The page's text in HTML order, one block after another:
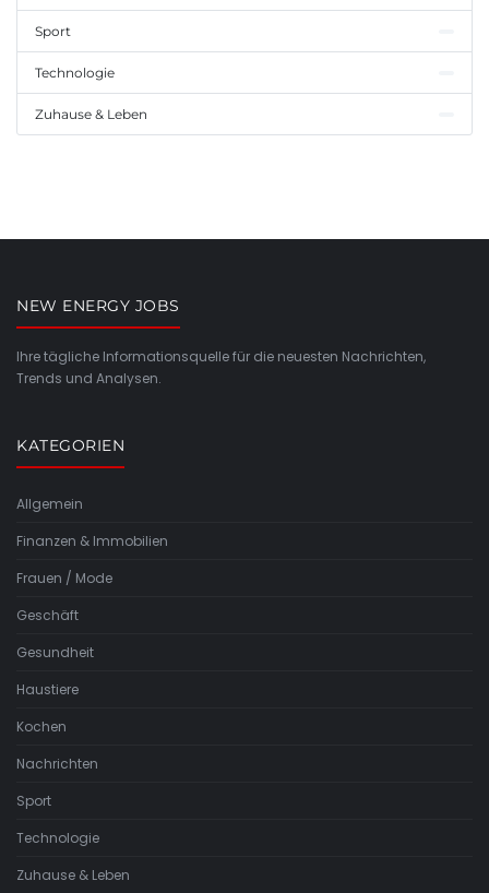
Sport
Technologie
Zuhause & Leben
NEW ENERGY JOBS
Ihre tägliche Informationsquelle für die neuesten Nachrichten,
Trends und Analysen.
KATEGORIEN
Allgemein
Finanzen & Immobilien
Frauen / Mode
Geschäft
Gesundheit
Haustiere
Kochen
Nachrichten
Sport
Technologie
Zuhause & Leben